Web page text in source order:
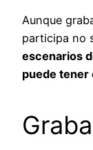
Aunque
participa no
escenarios
puede tener